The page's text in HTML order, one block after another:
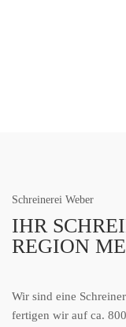
Schreinerei Weber
IHR
REGION
Wir sind eine
fertigen wir auf ca.